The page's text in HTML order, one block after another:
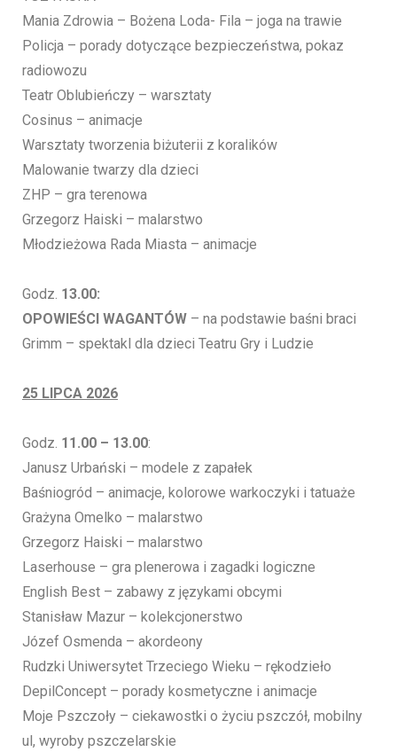
Mania Zdrowia – Bożena Loda- Fila – joga na trawie
Policja – porady dotyczące bezpieczeństwa, pokaz
radiowozu
Teatr Oblubieńczy – warsztaty
Cosinus – animacje
Warsztaty tworzenia biżuterii z koralików
Malowanie twarzy dla dzieci
ZHP – gra terenowa
Grzegorz Haiski – malarstwo
Młodzieżowa Rada Miasta – animacje
Godz. 13.00:
OPOWIEŚCI WAGANTÓW – na podstawie baśni braci
Grimm – spektakl dla dzieci Teatru Gry i Ludzie
25 LIPCA 2026
Godz. 11.00 – 13.00:
Janusz Urbański – modele z zapałek
Baśniogród – animacje, kolorowe warkoczyki i tatuaże
Grażyna Omelko – malarstwo
Grzegorz Haiski – malarstwo
Laserhouse – gra plenerowa i zagadki logiczne
English Best – zabawy z językami obcymi
Stanisław Mazur – kolekcjonerstwo
Józef Osmenda – akordeony
Rudzki Uniwersytet Trzeciego Wieku – rękodzieło
DepilConcept – porady kosmetyczne i animacje
Moje Pszczoły – ciekawostki o życiu pszczół, mobilny
ul, wyroby pszczelarskie